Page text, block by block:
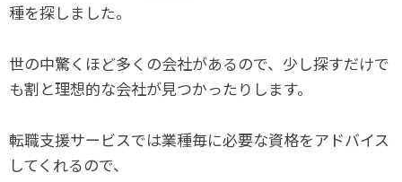
種を探しました。
世の中驚くほど多くの会社があるので、少し探すだけで
も割と理想的な会社が見つかったりします。
転職支援サービスでは業種毎に必要な資格をアドバイス
してくれるので、